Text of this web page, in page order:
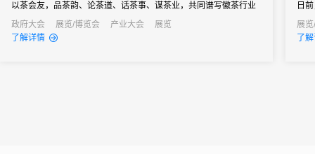
以茶会友，品茶韵、论茶道、话茶事、谋茶业，共同谱写徽茶行业
新篇章。
政府大会 展览/博览会 产业大会
展览
了解详情
日
大
展
了